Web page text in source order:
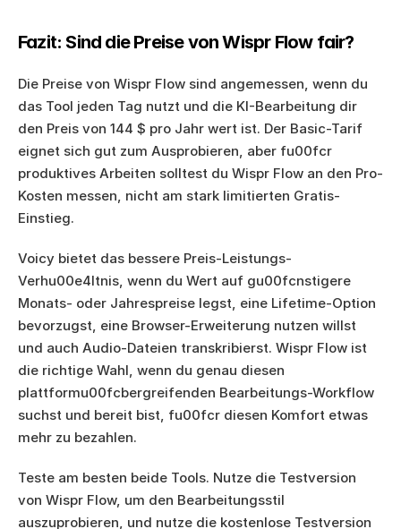
Fazit: Sind die Preise von Wispr Flow fair?
Die Preise von Wispr Flow sind angemessen, wenn du
das Tool jeden Tag nutzt und die KI-Bearbeitung dir
den Preis von 144 $ pro Jahr wert ist. Der Basic-Tarif
eignet sich gut zum Ausprobieren, aber fu00fcr
produktives Arbeiten solltest du Wispr Flow an den Pro-
Kosten messen, nicht am stark limitierten Gratis-
Einstieg.
Voicy bietet das bessere Preis-Leistungs-
Verhu00e4ltnis, wenn du Wert auf gu00fcnstigere
Monats- oder Jahrespreise legst, eine Lifetime-Option
bevorzugst, eine Browser-Erweiterung nutzen willst
und auch Audio-Dateien transkribierst. Wispr Flow ist
die richtige Wahl, wenn du genau diesen
plattformu00fcbergreifenden Bearbeitungs-Workflow
suchst und bereit bist, fu00fcr diesen Komfort etwas
mehr zu bezahlen.
Teste am besten beide Tools. Nutze die Testversion
von Wispr Flow, um den Bearbeitungsstil
auszuprobieren, und nutze die kostenlose Testversion